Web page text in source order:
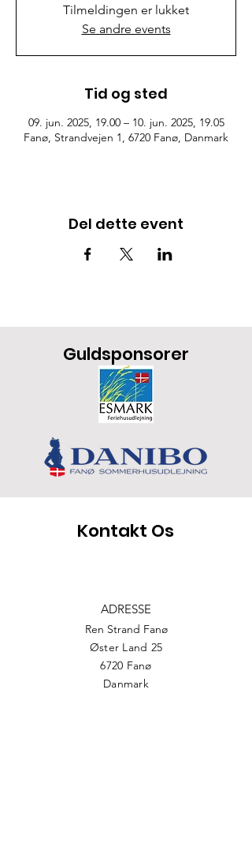
Tilmeldingen er lukket
Se andre events
Tid og sted
09. jun. 2025, 19.00 – 10. jun. 2025, 19.05
Fanø, Strandvejen 1, 6720 Fanø, Danmark
Del dette event
Guldsponsorer
Kontakt Os
ADRESSE
Ren Strand Fanø
Øster Land 25
6720 Fanø
Danmark